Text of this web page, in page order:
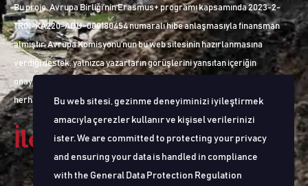
Bu proje, Avrupa Birliği’nin Erasmus+ programı kapsamında 2023-2-
TR01-KA220-ADU-000180454 numaralı hibe anlaşmasıyla finansman
almıştır. Avrupa Komisyonu’nun bu web sitesinin hazırlanmasına
verdiği destek, yalnızca yazarların görüşlerini yansıtan içeriğin
onaylandığı anlamına gelmez ve Komisyon, burada yer alan bilgilerin
herhangi bir şekilde kullanılmasıyla ilgili olarak sorumlu tutulamaz.
İletişime Geçin
Bu web sitesi, gezinme deneyiminizi iyileştirmek
amacıyla çerezler kullanır ve kişisel verilerinizi
ister. We are committed to protecting your privacy
and ensuring your data is handled in compliance
with the General Data Protection Regulation